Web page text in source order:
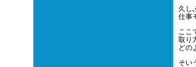
久し
仕事
ここ
取り
どの
そい